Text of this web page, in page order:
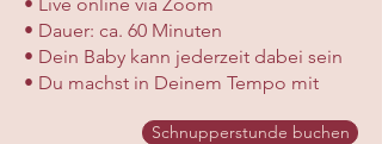
• Dauer: ca. 60 Minuten
• Dein Baby kann jederzeit dabei sein
• Du machst in Deinem Tempo mit
Schnupperstunde buchen